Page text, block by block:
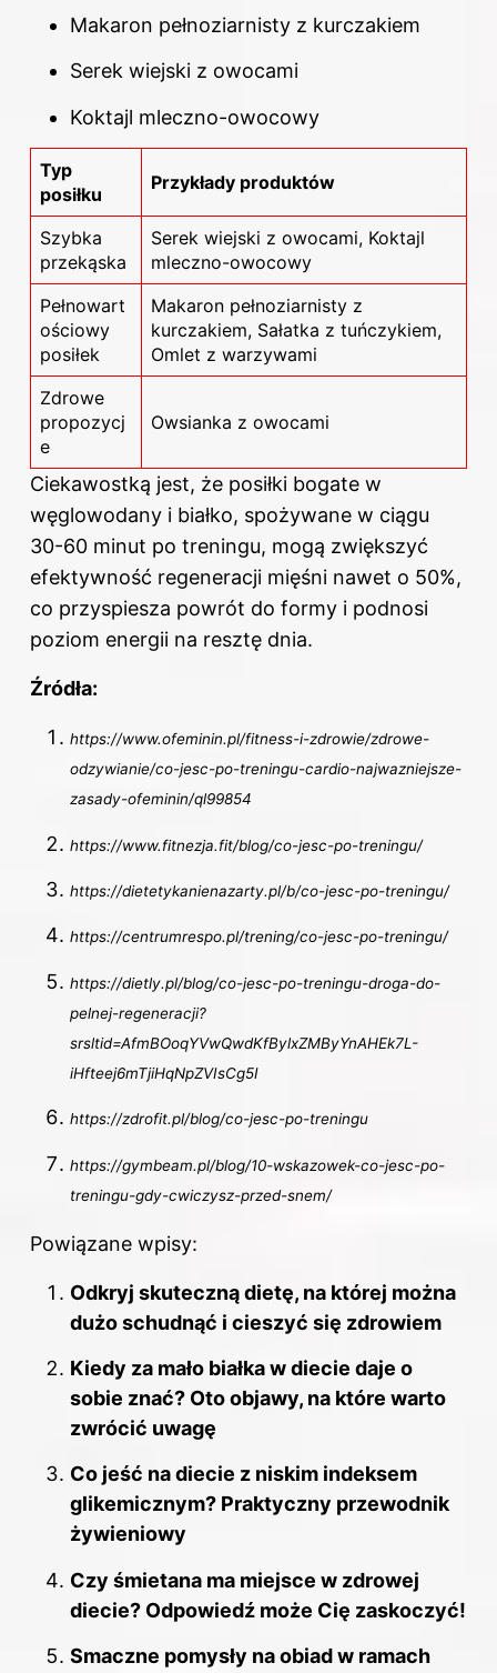
Makaron pełnoziarnisty z kurczakiem
Serek wiejski z owocami
Koktajl mleczno-owocowy
Typ
posiłku
Przykłady produktów
Szybka
przekąska
Serek wiejski z owocami, Koktajl
mleczno-owocowy
Pełnowart
ościowy
posiłek
Makaron pełnoziarnisty z
kurczakiem, Sałatka z tuńczykiem,
Omlet z warzywami
Zdrowe
propozycj
e
Owsianka z owocami
Ciekawostką jest, że posiłki bogate w
węglowodany i białko, spożywane w ciągu
30-60 minut po treningu, mogą zwiększyć
efektywność regeneracji mięśni nawet o 50%,
co przyspiesza powrót do formy i podnosi
poziom energii na resztę dnia.
Źródła:
https://www.ofeminin.pl/fitness-i-zdrowie/zdrowe-
odzywianie/co-jesc-po-treningu-cardio-najwazniejsze-
zasady-ofeminin/ql99854
https://www.fitnezja.fit/blog/co-jesc-po-treningu/
https://dietetykanienazarty.pl/b/co-jesc-po-treningu/
https://centrumrespo.pl/trening/co-jesc-po-treningu/
https://dietly.pl/blog/co-jesc-po-treningu-droga-do-
pelnej-regeneracji?
srsltid=AfmBOoqYVwQwdKfBylxZMByYnAHEk7L-
iHfteej6mTjiHqNpZVIsCg5I
https://zdrofit.pl/blog/co-jesc-po-treningu
https://gymbeam.pl/blog/10-wskazowek-co-jesc-po-
treningu-gdy-cwiczysz-przed-snem/
Powiązane wpisy:
Odkryj skuteczną dietę, na której można
dużo schudnąć i cieszyć się zdrowiem
Kiedy za mało białka w diecie daje o
sobie znać? Oto objawy, na które warto
zwrócić uwagę
Co jeść na diecie z niskim indeksem
glikemicznym? Praktyczny przewodnik
żywieniowy
Czy śmietana ma miejsce w zdrowej
diecie? Odpowiedź może Cię zaskoczyć!
Smaczne pomysły na obiad w ramach